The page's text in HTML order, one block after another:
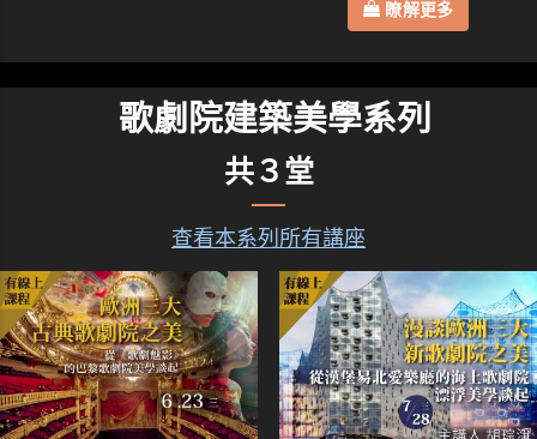
瞭解更多
歌劇院建築美學系列
共３堂
查看本系列所有講座